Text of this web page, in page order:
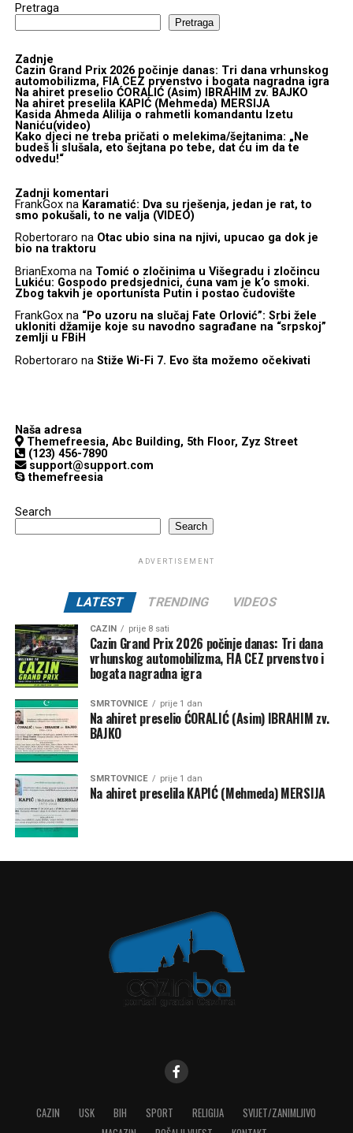
Pretraga
Pretraga
Zadnje
Cazin Grand Prix 2026 počinje danas: Tri dana vrhunskog
automobilizma, FIA CEZ prvenstvo i bogata nagradna igra
Na ahiret preselio ĆORALIĆ (Asim) IBRAHIM zv. BAJKO
Na ahiret preselila KAPIĆ (Mehmeda) MERSIJA
Kasida Ahmeda Alilija o rahmetli komandantu Izetu
Naniću(video)
Kako djeci ne treba pričati o melekima/šejtanima: „Ne
budeš li slušala, eto šejtana po tebe, dat ću im da te
odvedu!“
Zadnji komentari
FrankGoxna Karamatić: Dva su rješenja, jedan je rat, to
smo pokušali, to ne valja (VIDEO)
Robertoraro na Otac ubio sina na njivi, upucao ga dok je
bio na traktoru
BrianExomana Tomić o zločinima u Višegradu i zločincu
Lukiću: Gospodo predsjednici, ćuna vam je k‘o smoki.
Zbog takvih je oportunista Putin i postao čudovište
FrankGoxna “Po uzoru na slučaj Fate Orlović”: Srbi žele
ukloniti džamije koje su navodno sagrađane na “srpskoj”
zemlji u FBiH
Robertoraro na Stiže Wi-Fi 7. Evo šta možemo očekivati
Naša adresa
Themefreesia, Abc Building, 5th Floor, Zyz Street
(123) 456-7890
support@support.com
themefreesia
Search
Search
ADVERTISEMENT
LATEST TRENDING VIDEOS
CAZIN prije 8 sati
Cazin Grand Prix 2026 počinje danas: Tri dana
vrhunskog automobilizma, FIA CEZ prvenstvo i
bogata nagradna igra
SMRTOVNICE prije 1 dan
Na ahiret preselio ĆORALIĆ (Asim) IBRAHIM zv.
BAJKO
SMRTOVNICE prije 1 dan
Na ahiret preselila KAPIĆ (Mehmeda) MERSIJA
CAZIN USK BIH SPORT RELIGIJA
SVIJET/ZANIMLJIVO